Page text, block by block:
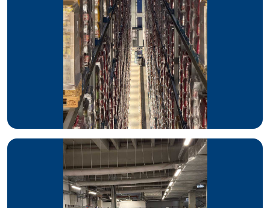
Colian pierwszym Polakiem z tytułem
Marki Colian otrzymują wyróżnienia w prestiżowych
konkursach branżowych:
Złoty Paragon
Złote Innowacje
Golden Arrow
Effie
Złoty Mecenas Kultury miasta Kalisza
„Za serce dla sportu” mecenas sportowy miasta Kalisza
WDROŻONE NARZĘDZIA
Magazyn wyposażono w zaawansowaną infrastrukturę
technologiczną, a w tym4 układnice,20 wózków RGV
8 podwójnych regałówdo składowania palet, 2 windy